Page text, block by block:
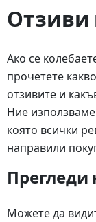
Отзиви
Ако се
прочетете
отзивите и
Ние
която всички
направили
Прегледи
Можете да